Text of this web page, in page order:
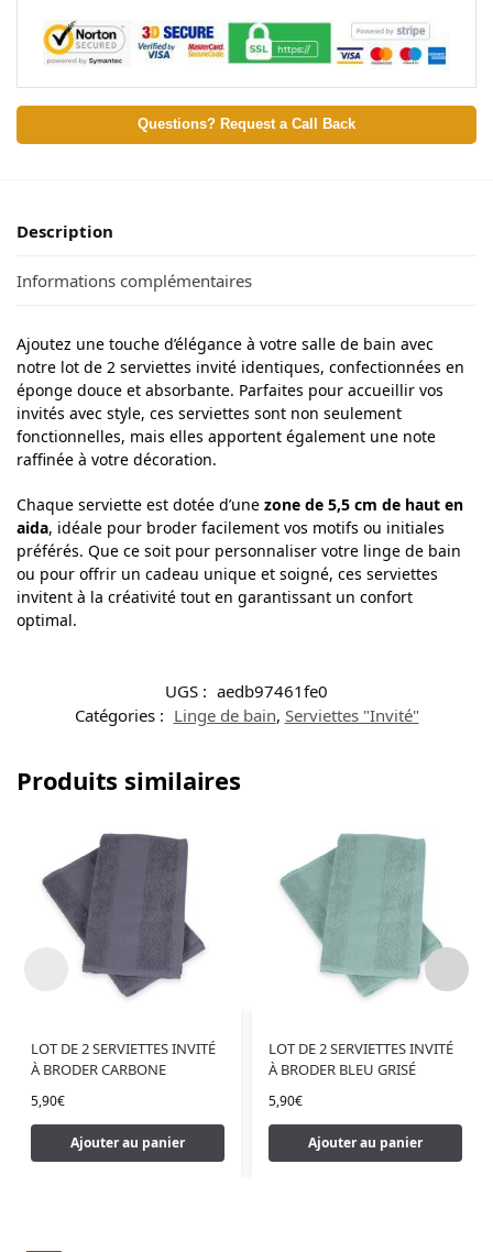
Questions? Request a Call Back
Description
Informations complémentaires
Ajoutez une touche d’élégance à votre salle de bain avec
notre lot de 2 serviettes invité identiques, confectionnées en
éponge douce et absorbante. Parfaites pour accueillir vos
invités avec style, ces serviettes sont non seulement
fonctionnelles, mais elles apportent également une note
raffinée à votre décoration.
Chaque serviette est dotée d’une zone de 5,5 cm de haut en
aida, idéale pour broder facilement vos motifs ou initiales
préférés. Que ce soit pour personnaliser votre linge de bain
ou pour offrir un cadeau unique et soigné, ces serviettes
invitent à la créativité tout en garantissant un confort
optimal.
UGS : aedb97461fe0
Catégories : Linge de bain, Serviettes "Invité"
Produits similaires
LOT DE 2 SERVIETTES INVITÉ
À BRODER CARBONE
5,90€
Ajouter au panier
LOT DE 2 SERVIETTES INVITÉ
À BRODER BLEU GRISÉ
5,90€
Ajouter au panier